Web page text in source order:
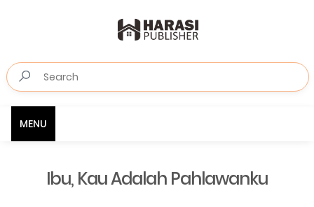
MENU
Ibu, Kau Adalah Pahlawanku